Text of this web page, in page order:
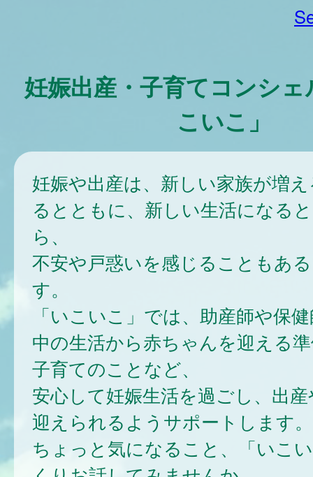
妊娠出産・子育てコンシ
こいこ」
妊娠や出産は、新しい家族が増
るとともに、新しい生活になる
ら、
不安や戸惑いを感じることもあ
す。
「いこいこ」では、助産師や保
中の生活から赤ちゃんを迎える
子育てのことなど、
安心して妊娠生活を過ごし、出
迎えられるようサポートします。
ちょっと気になること、「いこ